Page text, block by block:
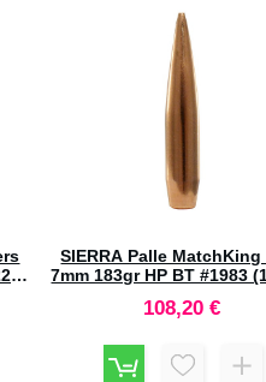
(500pz)
388,30 €